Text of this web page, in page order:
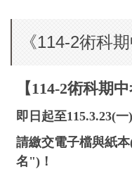
《114-2術科
【114-2術科期
即日起至115.3.23(
請繳交電子檔與紙
名")！